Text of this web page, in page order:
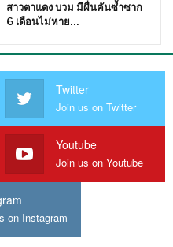
สาวตาแดง บวม มีผื่นคันซ้ำซาก
6 เดือนไม่หาย…
Twitter
Join us on Twitter
Youtube
Join us on Youtube
on Instagram